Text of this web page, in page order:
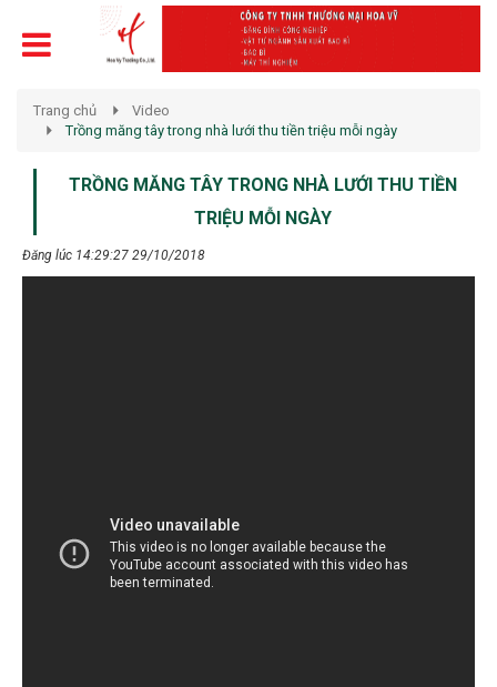
Trang chủ
Video
Trồng măng tây trong nhà lưới thu tiền triệu mỗi ngày
TRỒNG MĂNG TÂY TRONG NHÀ LƯỚI THU TIỀN
TRIỆU MỖI NGÀY
Đăng lúc 14:29:27 29/10/2018